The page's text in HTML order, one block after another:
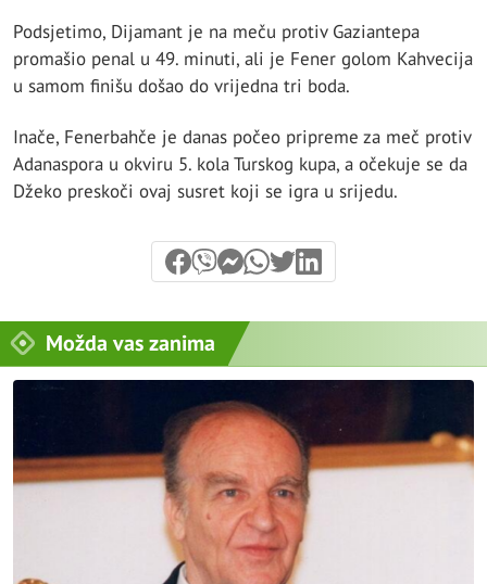
Podsjetimo, Dijamant je na meču protiv Gaziantepa
promašio penal u 49. minuti, ali je Fener golom Kahvecija
u samom finišu došao do vrijedna tri boda.
Inače, Fenerbahče je danas počeo pripreme za meč protiv
Adanaspora u okviru 5. kola Turskog kupa, a očekuje se da
Džeko preskoči ovaj susret koji se igra u srijedu.
Možda vas zanima